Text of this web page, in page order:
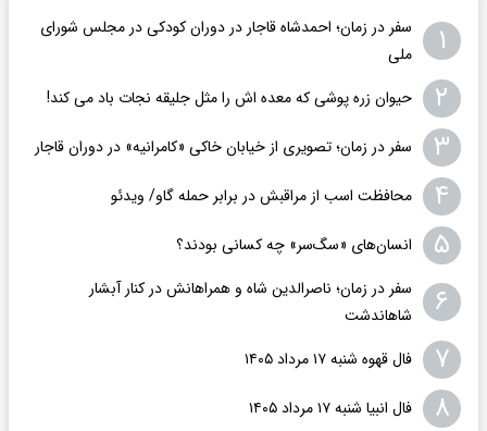
۱
سفر در زمان؛ احمدشاه قاجار در دوران کودکی در مجلس شورای
ملی
۲ حیوان زره پوشی که معده اش را مثل جلیقه نجات باد می کند!
۳ سفر در زمان؛ تصویری از خیابان خاکی «کامرانیه» در دوران قاجار
۴ محافظت اسب از مراقبش در برابر حمله گاو/ ویدئو
۵ انسان‌های «سگ‌سر» چه کسانی بودند؟
۶
سفر در زمان؛ ناصرالدین شاه و همراهانش در کنار آبشار
شاهاندشت
۷ فال قهوه شنبه ۱۷ مرداد ۱۴۰۵
۸ فال انبیا شنبه ۱۷ مرداد ۱۴۰۵